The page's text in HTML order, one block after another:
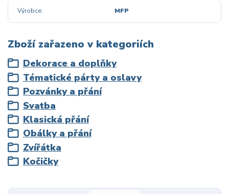
Výrobce MFP
Zboží zařazeno v kategoriích
Dekorace a doplňky
Tématické párty a oslavy
Pozvánky a přání
Svatba
Klasická přání
Obálky a přání
Zvířátka
Kočičky